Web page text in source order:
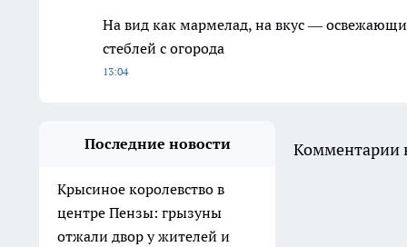
На вид как мармелад, на вкус —
стеблей с огорода
13:04
Последние новости
Крысиное королевство в
центре Пензы: грызуны
отжали двор у жителей и
Комментарии